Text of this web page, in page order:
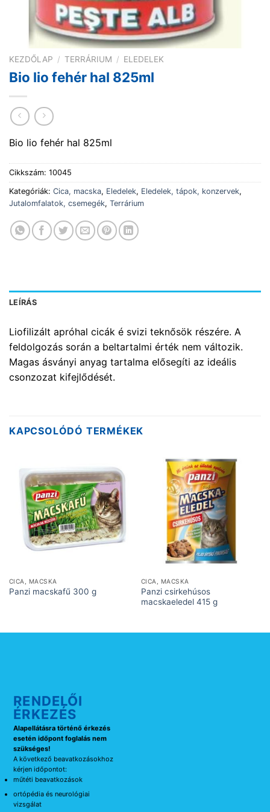
KEZDŐLAP / TERRÁRIUM / ELEDELEK
Bio lio fehér hal 825ml
Bio lio fehér hal 825ml
Cikkszám: 10045
Kategóriák: Cica, macska, Eledelek, Eledelek, tápok, konzervek,
Jutalomfalatok, csemegék, Terrárium
LEÍRÁS
Liofilizált apróhal cicák é svizi teknősök részére. A
feldolgozás során a beltartalmi érték nem változik.
Magas ásványi anyag tartalma elősegíti az ideális
csonzozat kifejlődését.
KAPCSOLÓDÓ TERMÉKEK
CICA, MACSKA
Panzi macskafű 300 g
CICA, MACSKA
Panzi csirkehúsos
macskaeledel 415 g
RENDELŐI
ÉRKEZÉS
Alapellátásra történő érkezés
esetén időpont foglalás nem
szükséges!
A következő beavatkozásokhoz
kérjen időpontot:
műtéti beavatkozások
ortópédia és neurológiai
vizsgálat